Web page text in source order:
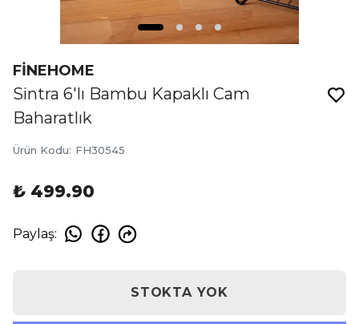
FİNEHOME
Sintra 6'lı Bambu Kapaklı Cam
Baharatlık
Ürün Kodu: FH30545
₺ 499.90
Paylaş:
STOKTA YOK